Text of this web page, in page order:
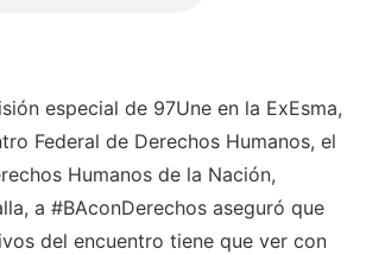
especial de 97Une en la ExEsma,
Federal de Derechos Humanos, el
Humanos de la Nación,
a #BAconDerechos aseguró que
del encuentro tiene que ver con